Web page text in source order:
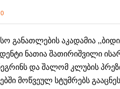
0
განათლების აკადამია
ნათია შათირიშვილი
და შალომ კლუბის
მოწვეულ სტუმრებს